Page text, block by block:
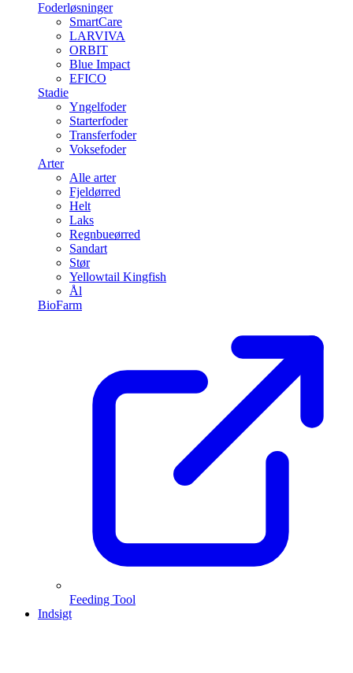
Foderløsninger
SmartCare
LARVIVA
ORBIT
Blue Impact
EFICO
Stadie
Yngelfoder
Starterfoder
Transferfoder
Voksefoder
Arter
Alle arter
Fjeldørred
Helt
Laks
Regnbueørred
Sandart
Stør
Yellowtail Kingfish
Ål
BioFarm
Feeding Tool
Indsigt